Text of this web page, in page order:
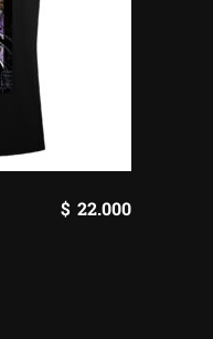
$ 22.000